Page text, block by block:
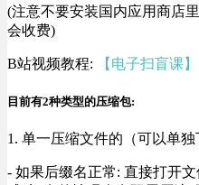
(注意不要安装国内应用商店
会收费)
B站视频教程: 【电子扫盲课
目前有2种类型的压缩包:
1. 单一压缩文件的（可以单
- 如果后缀名正常: 直接打开